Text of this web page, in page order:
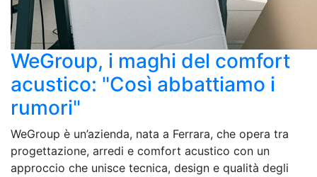
WeGroup, i maghi del comfort
acustico: "Così abbattiamo i
rumori"
WeGroup è un’azienda, nata a Ferrara, che opera tra
progettazione, arredi e comfort acustico con un
approccio che unisce tecnica, design e qualità degli